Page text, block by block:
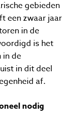
gebieden
een zwaar jaar
in de
is het
in de
in dit deel
af.
nodig